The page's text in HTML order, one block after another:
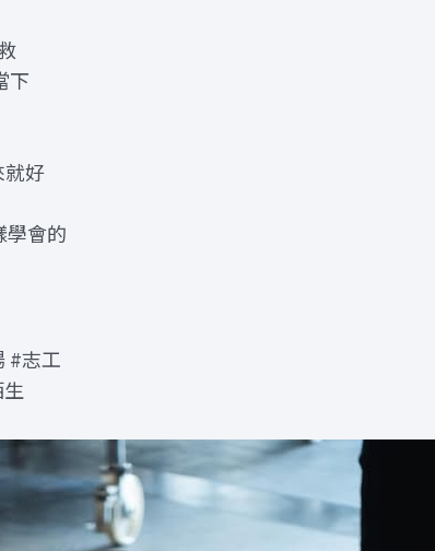
下
就好
學會的
#志工